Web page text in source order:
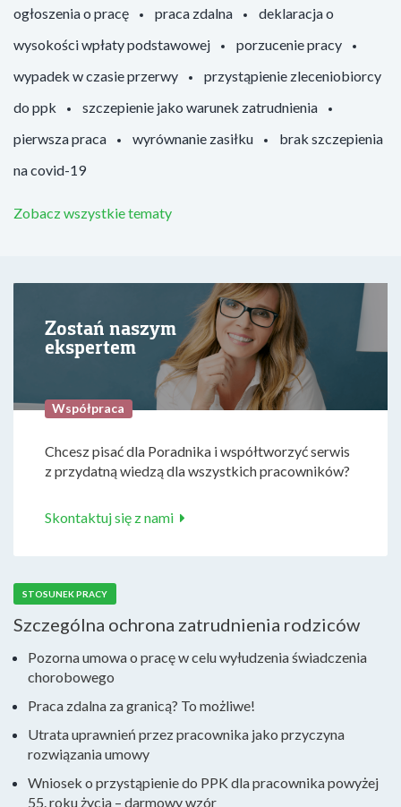
ogłoszenia o pracę praca zdalna
deklaracja o
wysokości wpłaty podstawowej
porzucenie pracy
wypadek w czasie przerwy
przystąpienie zleceniobiorcy
do ppk
szczepienie jako warunek zatrudnienia
pierwsza praca
wyrównanie zasiłku
brak szczepienia
na covid-19
Zobacz wszystkie tematy
Zostań naszym
ekspertem
Współpraca
Chcesz pisać dla Poradnika i współtworzyć serwis
z przydatną wiedzą dla wszystkich pracowników?
Skontaktuj się z nami
STOSUNEK PRACY
Szczególna ochrona zatrudnienia rodziców
Pozorna umowa o pracę w celu wyłudzenia świadczenia
chorobowego
Praca zdalna za granicą? To możliwe!
Utrata uprawnień przez pracownika jako przyczyna
rozwiązania umowy
Wniosek o przystąpienie do PPK dla pracownika powyżej
55. roku życia – darmowy wzór